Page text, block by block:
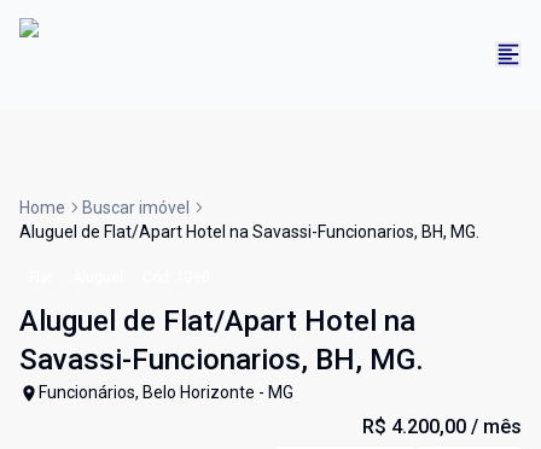
Home
Buscar imóvel
Aluguel de Flat/Apart Hotel na Savassi-Funcionarios, BH, MG.
Aluguel de Flat/Apart Hotel na
Savassi-Funcionarios, BH, MG.
Funcionários, Belo Horizonte - MG
R$ 4.200,00 / mês